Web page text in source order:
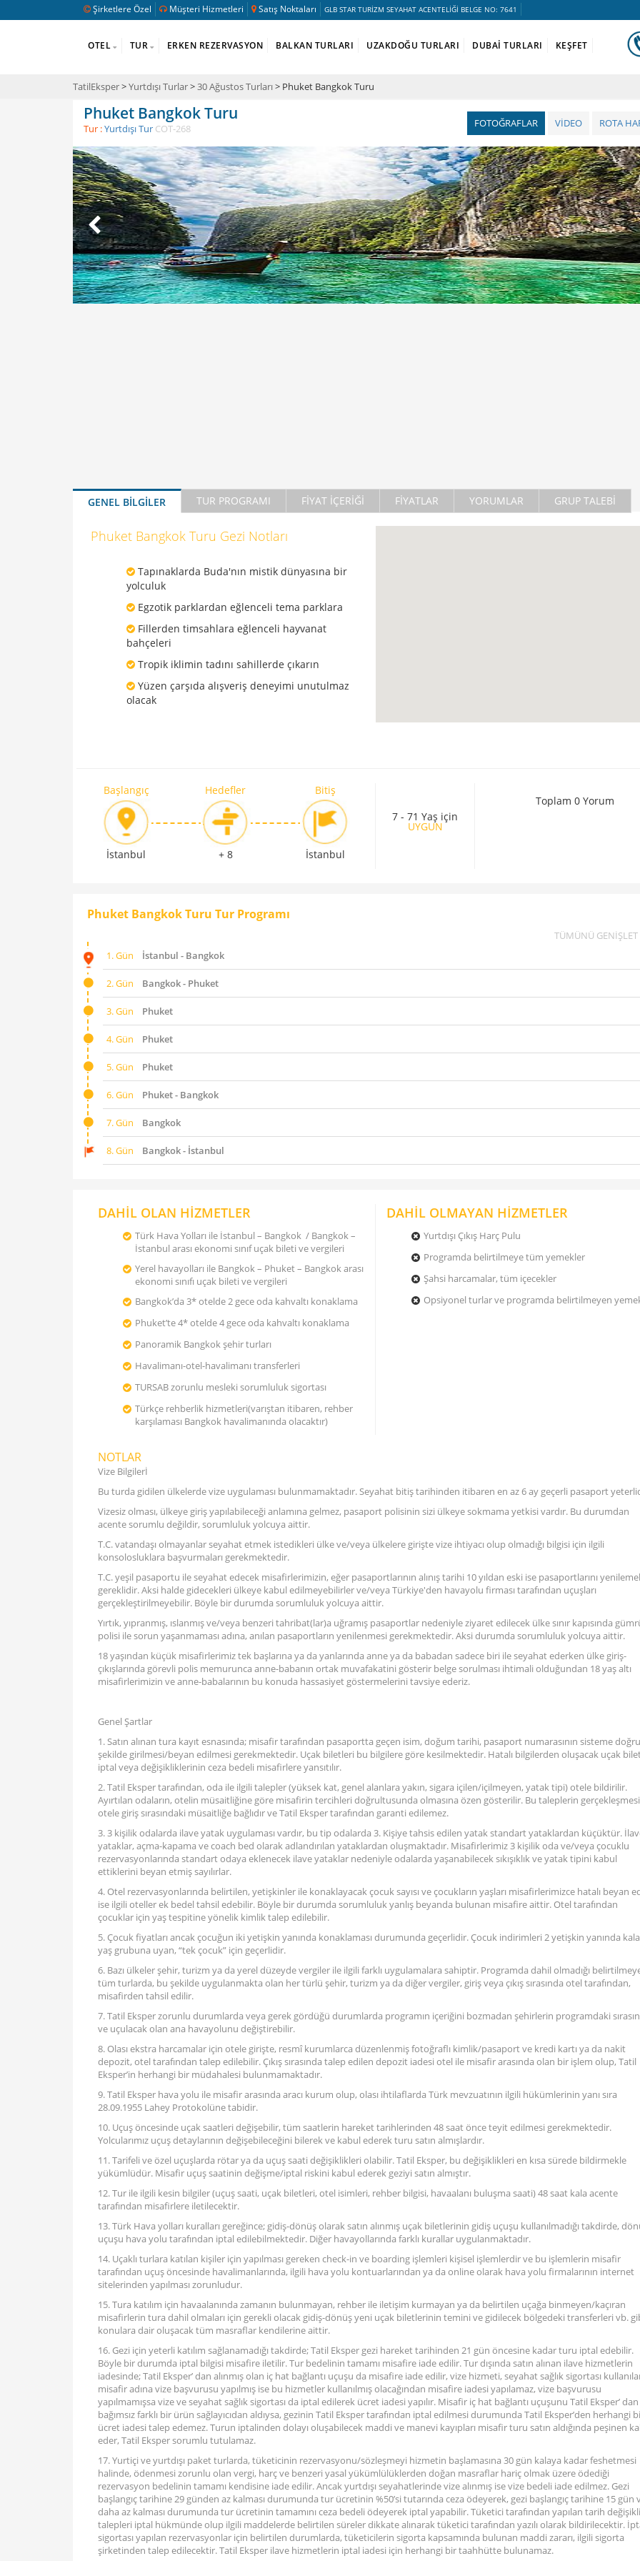
Şirketlere Özel Müşteri Hizmetleri Satış Noktaları GLB STAR TURİZM SEYAHAT ACENTELİĞİ BELGE NO: 7641
OTEL TUR ERKEN REZERVASYON BALKAN TURLARI UZAKDOĞU TURLARI DUBAİ TURLARI KEŞFET
TatilEksper>Yurtdışı Turlar>30 Ağustos Turları> Phuket Bangkok Turu
Phuket Bangkok Turu
Tur :Yurtdışı Tur COT-268 ROTA
VİDEO
FOTOĞRAFLAR
GENEL BİLGİLER TUR PROGRAMI FİYAT İÇERİĞİ FİYATLAR YORUMLAR GRUP TALEBİ
Phuket Bangkok Turu Gezi Notları
Tapınaklarda Buda'nın mistik dünyasına bir
yolculuk
Egzotik parklardan eğlenceli tema parklara
Fillerden timsahlara eğlenceli hayvanat
bahçeleri
Tropik iklimin tadını sahillerde çıkarın
Yüzen çarşıda alışveriş deneyimi unutulmaz
olacak
Başlangıç
İstanbul
Hedefler
+ 8
Bitiş
İstanbul
7 - 71 Yaş için
UYGUN
Toplam 0 Yorum
Phuket Bangkok Turu Tur Programı
TÜMÜNÜ GENİŞLET
1. Gün
İstanbul - Bangkok
2. Gün Bangkok - Phuket
3. Gün Phuket
4. Gün Phuket
5. Gün Phuket
6. Gün Phuket - Bangkok
7. Gün Bangkok
8. Gün Bangkok - İstanbul
DAHİL OLAN HİZMETLER
Türk Hava Yolları ile İstanbul – Bangkok / Bangkok –
İstanbul arası ekonomi sınıf uçak bileti ve vergileri
Yerel havayolları ile Bangkok – Phuket – Bangkok arası
ekonomi sınıfı uçak bileti ve vergileri
Bangkok’da 3* otelde 2 gece oda kahvaltı konaklama
Phuket’te 4* otelde 4 gece oda kahvaltı konaklama
Panoramik Bangkok şehir turları
Havalimanı-otel-havalimanı transferleri
TURSAB zorunlu mesleki sorumluluk sigortası
Türkçe rehberlik hizmetleri(varıştan itibaren, rehber
karşılaması Bangkok havalimanında olacaktır)
DAHİL OLMAYAN HİZMETLER
Yurtdışı Çıkış Harç Pulu
Programda belirtilmeye tüm yemekler
Şahsi harcamalar, tüm içecekler
Opsiyonel turlar ve programda belirtilmeyen
NOTLAR
Vize Bilgilerİ
Bu turda gidilen ülkelerde vize uygulaması bulunmamaktadır. Seyahat bitiş tarihinden itibaren en az 6 ay geçerli pasaport
Vizesiz olması, ülkeye giriş yapılabileceği anlamına gelmez, pasaport polisinin sizi ülkeye sokmama yetkisi vardır. Bu durumdan
acente sorumlu değildir, sorumluluk yolcuya aittir.
T.C. vatandaşı olmayanlar seyahat etmek istedikleri ülke ve/veya ülkelere girişte vize ihtiyacı olup olmadığı bilgisi için ilgili
konsolosluklara başvurmaları gerekmektedir.
T.C. yeşil pasaportu ile seyahat edecek misafirlerimizin, eğer pasaportlarının alınış tarihi 10 yıldan eski ise pasaportlarını
gereklidir. Aksi halde gidecekleri ülkeye kabul edilmeyebilirler ve/veya Türkiye'den havayolu firması tarafından uçuşları
gerçekleştirilmeyebilir. Böyle bir durumda sorumluluk yolcuya aittir.
Yırtık, yıpranmış, ıslanmış ve/veya benzeri tahribat(lar)a uğramış pasaportlar nedeniyle ziyaret edilecek ülke sınır kapısında
polisi ile sorun yaşanmaması adına, anılan pasaportların yenilenmesi gerekmektedir. Aksi durumda sorumluluk yolcuya aittir.
18 yaşından küçük misafirlerimiz tek başlarına ya da yanlarında anne ya da babadan sadece biri ile seyahat ederken ülke giriş-
çıkışlarında görevli polis memurunca anne-babanın ortak muvafakatini gösterir belge sorulması ihtimali olduğundan 18 yaş altı
misafirlerimizin ve anne-babalarının bu konuda hassasiyet göstermelerini tavsiye ederiz.
Genel Şartlar
1. Satın alınan tura kayıt esnasında; misafir tarafından pasaportta geçen isim, doğum tarihi, pasaport numarasının sisteme doğru
şekilde girilmesi/beyan edilmesi gerekmektedir. Uçak biletleri bu bilgilere göre kesilmektedir. Hatalı bilgilerden oluşacak uçak
iptal veya değişikliklerinin ceza bedeli misafirlere yansıtılır.
2. Tatil Eksper tarafından, oda ile ilgili talepler (yüksek kat, genel alanlara yakın, sigara içilen/içilmeyen, yatak tipi) otele bildirilir.
Ayırtılan odaların, otelin müsaitliğine göre misafirin tercihleri doğrultusunda olmasına özen gösterilir. Bu taleplerin gerçekleşmesi
otele giriş sırasındaki müsaitliğe bağlıdır ve Tatil Eksper tarafından garanti edilemez.
3. 3 kişilik odalarda ilave yatak uygulaması vardır, bu tip odalarda 3. Kişiye tahsis edilen yatak standart yataklardan küçüktür.
yataklar, açma-kapama ve coach bed olarak adlandırılan yataklardan oluşmaktadır. Misafirlerimiz 3 kişilik oda ve/veya çocuklu
rezervasyonlarında standart odaya eklenecek ilave yataklar nedeniyle odalarda yaşanabilecek sıkışıklık ve yatak tipini kabul
ettiklerini beyan etmiş sayılırlar.
4. Otel rezervasyonlarında belirtilen, yetişkinler ile konaklayacak çocuk sayısı ve çocukların yaşları misafirlerimizce hatalı beyan
ise ilgili oteller ek bedel tahsil edebilir. Böyle bir durumda sorumluluk yanlış beyanda bulunan misafire aittir. Otel tarafından
çocuklar için yaş tespitine yönelik kimlik talep edilebilir.
5. Çocuk fiyatları ancak çocuğun iki yetişkin yanında konaklaması durumunda geçerlidir. Çocuk indirimleri 2 yetişkin yanında
yaş grubuna uyan, “tek çocuk” için geçerlidir.
6. Bazı ülkeler şehir, turizm ya da yerel düzeyde vergiler ile ilgili farklı uygulamalara sahiptir. Programda dahil olmadığı
tüm turlarda, bu şekilde uygulanmakta olan her türlü şehir, turizm ya da diğer vergiler, giriş veya çıkış sırasında otel tarafından,
misafirden tahsil edilir.
7. Tatil Eksper zorunlu durumlarda veya gerek gördüğü durumlarda programın içeriğini bozmadan şehirlerin programdaki
ve uçulacak olan ana havayolunu değiştirebilir.
8. Olası ekstra harcamalar için otele girişte, resmî kurumlarca düzenlenmiş fotoğraflı kimlik/pasaport ve kredi kartı ya da nakit
depozit, otel tarafından talep edilebilir. Çıkış sırasında talep edilen depozit iadesi otel ile misafir arasında olan bir işlem olup, Tatil
Eksper’in herhangi bir müdahalesi bulunmamaktadır.
9. Tatil Eksper hava yolu ile misafir arasında aracı kurum olup, olası ihtilaflarda Türk mevzuatının ilgili hükümlerinin yanı sıra
28.09.1955 Lahey Protokolüne tabidir.
10. Uçuş öncesinde uçak saatleri değişebilir, tüm saatlerin hareket tarihlerinden 48 saat önce teyit edilmesi gerekmektedir.
Yolcularımız uçuş detaylarının değişebileceğini bilerek ve kabul ederek turu satın almışlardır.
11. Tarifeli ve özel uçuşlarda rötar ya da uçuş saati değişiklikleri olabilir. Tatil Eksper, bu değişiklikleri en kısa sürede bildirmekle
yükümlüdür. Misafir uçuş saatinin değişme/iptal riskini kabul ederek geziyi satın almıştır.
12. Tur ile ilgili kesin bilgiler (uçuş saati, uçak biletleri, otel isimleri, rehber bilgisi, havaalanı buluşma saati) 48 saat kala acente
tarafından misafirlere iletilecektir.
13. Türk Hava yolları kuralları gereğince; gidiş-dönüş olarak satın alınmış uçak biletlerinin gidiş uçuşu kullanılmadığı takdirde,
uçuşu hava yolu tarafından iptal edilebilmektedir. Diğer havayollarında farklı kurallar uygulanmaktadır.
14. Uçaklı turlara katılan kişiler için yapılması gereken check-in ve boarding işlemleri kişisel işlemlerdir ve bu işlemlerin misafir
tarafından uçuş öncesinde havalimanlarında, ilgili hava yolu kontuarlarından ya da online olarak hava yolu firmalarının internet
sitelerinden yapılması zorunludur.
15. Tura katılım için havaalanında zamanın bulunmayan, rehber ile iletişim kurmayan ya da belirtilen uçağa binmeyen/kaçıran
misafirlerin tura dahil olmaları için gerekli olacak gidiş-dönüş yeni uçak biletlerinin temini ve gidilecek bölgedeki transferleri vb.
konulara dair oluşacak tüm masraflar kendilerine aittir.
16. Gezi için yeterli katılım sağlanamadığı takdirde; Tatil Eksper gezi hareket tarihinden 21 gün öncesine kadar turu iptal edebilir.
Böyle bir durumda iptal bilgisi misafire iletilir. Tur bedelinin tamamı misafire iade edilir. Tur dışında satın alınan ilave hizmetlerin
iadesinde; Tatil Eksper’ dan alınmış olan iç hat bağlantı uçuşu da misafire iade edilir, vize hizmeti, seyahat sağlık sigortası
misafir adına vize başvurusu yapılmış ise bu hizmetler kullanılmış olacağından misafire iadesi yapılamaz, vize başvurusu
yapılmamışsa vize ve seyahat sağlık sigortası da iptal edilerek ücret iadesi yapılır. Misafir iç hat bağlantı uçuşunu Tatil Eksper’ dan
bağımsız farklı bir ürün sağlayıcıdan aldıysa, gezinin Tatil Eksper tarafından iptal edilmesi durumunda Tatil Eksper’den herhangi
ücret iadesi talep edemez. Turun iptalinden dolayı oluşabilecek maddi ve manevi kayıpları misafir turu satın aldığında peşinen
eder, Tatil Eksper sorumlu tutulamaz.
17. Yurtiçi ve yurtdışı paket turlarda, tüketicinin rezervasyonu/sözleşmeyi hizmetin başlamasına 30 gün kalaya kadar feshetmesi
halinde, ödenmesi zorunlu olan vergi, harç ve benzeri yasal yükümlülüklerden doğan masraflar hariç olmak üzere ödediği
rezervasyon bedelinin tamamı kendisine iade edilir. Ancak yurtdışı seyahatlerinde vize alınmış ise vize bedeli iade edilmez. Gezi
başlangıç tarihine 29 günden az kalması durumunda tur ücretinin %50’si tutarında ceza ödeyerek, gezi başlangıç tarihine 15 gün
daha az kalması durumunda tur ücretinin tamamını ceza bedeli ödeyerek iptal yapabilir. Tüketici tarafından yapılan tarih
talepleri iptal hükmünde olup ilgili maddelerde belirtilen süreler dikkate alınarak tüketici tarafından yazılı olarak bildirilecektir.
sigortası yapılan rezervasyonlar için belirtilen durumlarda, tüketicilerin sigorta kapsamında bulunan maddi zararı, ilgili sigorta
şirketinden talep edilecektir. Tatil Eksper ilave hizmetlerin iptal iadesi için herhangi bir taahhütte bulunamaz.